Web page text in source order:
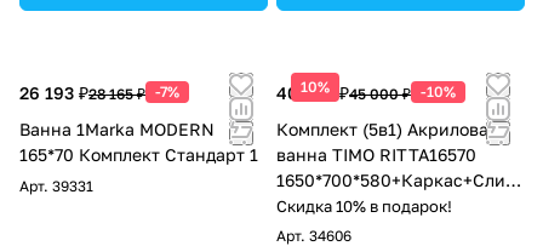
26 193 ₽28 165 ₽ -7%
Ванна 1Marka MODERN
165*70 Комплект Стандарт 1
Арт. 39331
10%
40 500 ₽45 000 ₽ -10%
Комплект (5в1) Акриловая
ванна TIMO RITTA16570
1650*700*580+Каркас+Слив-
перелив+Фронтальная
панель+Торцевая панель
Скидка 10% в подарок!
Арт. 34606